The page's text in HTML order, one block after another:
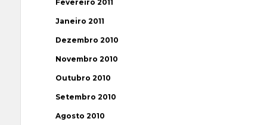
Fevereiro 2011
Janeiro 2011
Dezembro 2010
Novembro 2010
Outubro 2010
Setembro 2010
Agosto 2010